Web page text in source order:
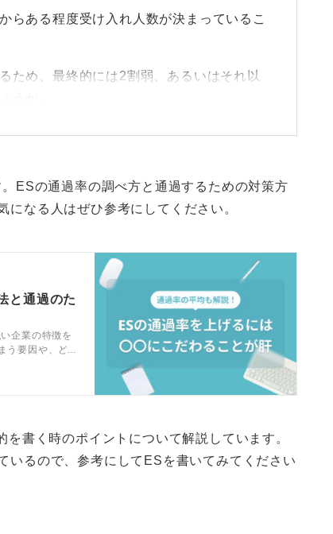
らある程度受け入れ人数が決まっているこ
ため、最終的には2割弱、あるいはそれ以
うか。
の企業も
版社などでは1割を切るかもしれません。
全員を受け入れるような状況の企業もあり
ないという会社も少なくないのが現状です
によるとしか言えないかなと思います。
ESの通過率の調べ方と通過するための対策方
なる人はぜひ参考にしてください。
と通過のた
企業の特徴を
う要因や、ど
トとともに解
書く時のポイントについて解説しています。
いるので、参考にしてESを書いてみてください